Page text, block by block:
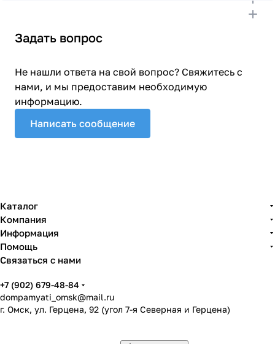
Задать вопрос
Не нашли ответа на свой вопрос? Свяжитесь с
нами, и мы предоставим необходимую
информацию.
Написать сообщение
Каталог
Компания
Информация
Помощь
Связаться с нами
+7 (902) 679-48-84
dompamyati_omsk@mail.ru
г. Омск, ул. Герцена, 92 (угол 7-я Северная и Герцена)